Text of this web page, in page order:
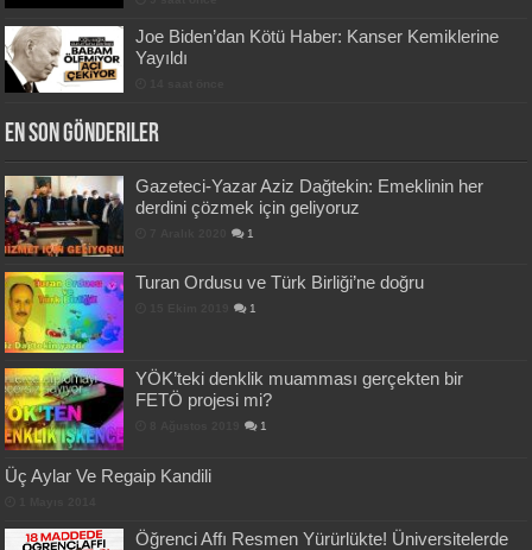
Joe Biden’dan Kötü Haber: Kanser Kemiklerine
Yayıldı
En Son Gönderiler
Gazeteci-Yazar Aziz Dağtekin: Emeklinin her
derdini çözmek için geliyoruz
1
Turan Ordusu ve Türk Birliği’ne doğru
1
YÖK’teki denklik muamması gerçekten bir
FETÖ projesi mi?
1
Üç Aylar Ve Regaip Kandili
Öğrenci Affı Resmen Yürürlükte! Üniversitelerde